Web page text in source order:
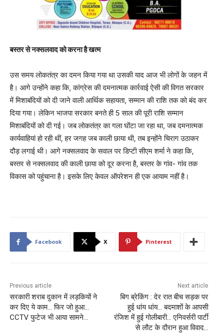
बस्तर से नक्सलवाद को करना है खत्म
उस समय लोकतंत्र का दमन किया गया था उसकी याद आज भी लोगों के जहन में
है। आगे उन्होंने कहा कि, कांग्रेस की दमनात्मक कार्रवाई ऐसी की विगत सरकार
में मिशाबंदियों को दी जाने वाली आर्थिक सहायता, सम्मान की राशि तक को बंद कर
दिया गया। लेकिन भाजपा सरकार बनते ही 5 साल की पूरी राशि सम्मान
मिशाबंदियों को दी गई। जब लोकतंत्र का गला घोंटा जा रहा था, जब दमनात्मक
कार्यवाहियां हो रही थीं, हर जगह जब काली छाया थी, तब इन्होंने चिराग उठाकर
दौड़ लगाई थी। आगे नक्सलवाद के सवाल पर डिप्टी सीएम शर्मा ने कहा कि,
बस्तर से नक्सलवाद की काली छाया को दूर करना है, बस्तर के गांव- गांव तक
विकास को पहुंचाना है। इसके लिए केवल ऑपरेशन ही एक आयाम नहीं है।
Facebook X Pinterest
Previous article
सरकारी शराब दुकान में लड़कियों ने
कर दिए ये काम… फिर जो हुआ…
CCTV फुटेज भी आया सामने…
Next article
बिग ब्रेकिंग : देर रात बीच सड़क पर
हुई धांय धांय… बदमाशों के आपसी
रंजिश में हुई गोलीबारी… एनिवर्सरी पार्टी
से लौट के दौरान हुआ विवाद…